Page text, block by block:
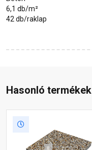
6,1 db/m²
42 db/raklap
Hasonló termékek